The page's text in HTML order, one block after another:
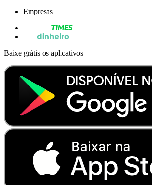
Empresas
Baixe grátis os aplicativos